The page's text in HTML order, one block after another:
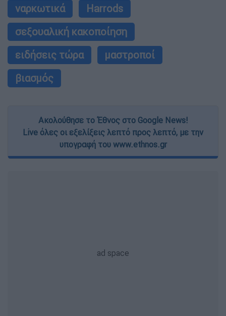
ναρκωτικά
Harrods
σεξουαλική κακοποίηση
ειδήσεις τώρα
μαστροποί
βιασμός
Ακολούθησε το Έθνος στο Google News!
Live όλες οι εξελίξεις λεπτό προς λεπτό, με την
υπογραφή του www.ethnos.gr